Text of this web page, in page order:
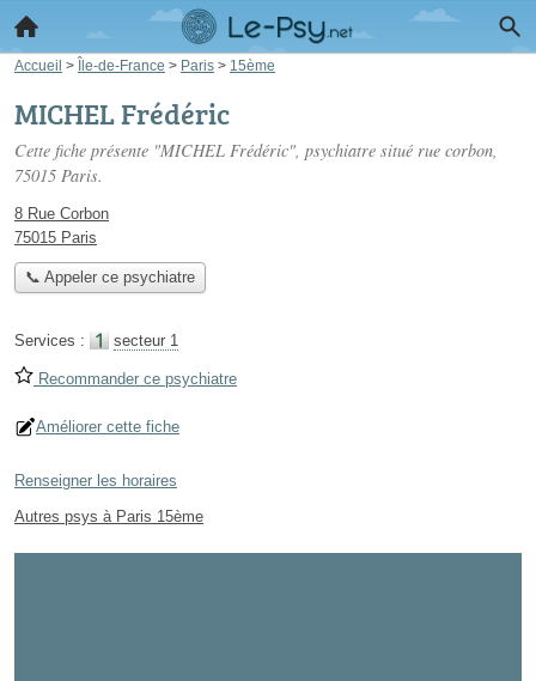
Accueil > Île-de-France > Paris > 15ème
MICHEL Frédéric
Cette fiche présente "MICHEL Frédéric", psychiatre situé rue corbon,
75015 Paris.
8 Rue Corbon
75015 Paris
📞 Appeler ce psychiatre
Services : secteur 1
Recommander ce psychiatre
Améliorer cette fiche
Renseigner les horaires
Autres psys à Paris 15ème